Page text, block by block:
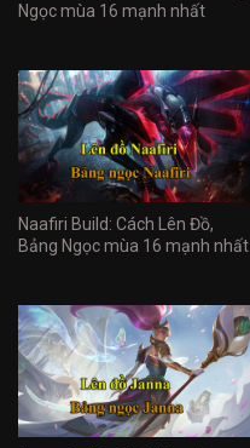
Ngọc mùa 16 mạnh nhất
Naafiri Build: Cách Lên Đồ,
Bảng Ngọc mùa 16 mạnh nhất